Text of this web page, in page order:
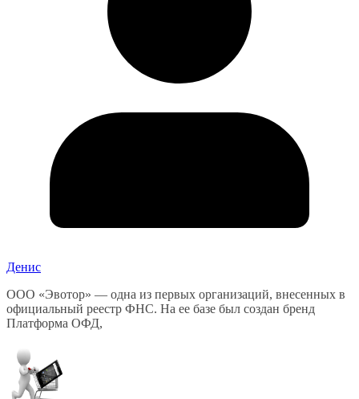
Денис
ООО «Эвотор» — одна из первых организаций, внесенных в
официальный реестр ФНС. На ее базе был создан бренд
Платформа ОФД,